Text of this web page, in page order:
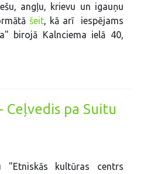
angļu, krievu un igauņu
šeit , kā arī iespējams
birojā Kalnciema ielā 40,
Ceļvedis pa Suitu
"Etniskās kultūras centrs